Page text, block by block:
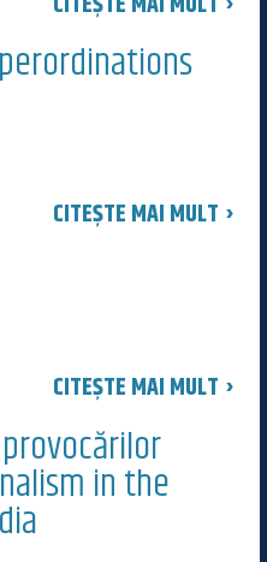
CITEȘTE MAI MULT ›
CITEȘTE MAI MULT ›
in the